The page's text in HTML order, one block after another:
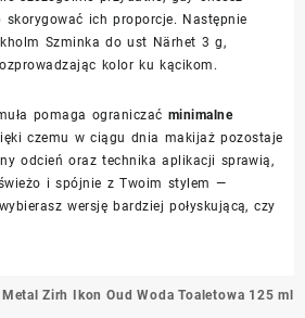
skorygować ich proporcje. Następnie
Szminka do ust Närhet 3 g,
kolor ku kącikom.
pomaga ograniczać minimalne
czemu w ciągu dnia makijaż pozostaje
odcień oraz technika aplikacji sprawią,
i spójnie z Twoim stylem —
wersję bardziej połyskującą, czy
Zirh Ikon Oud Woda Toaletowa 125 ml